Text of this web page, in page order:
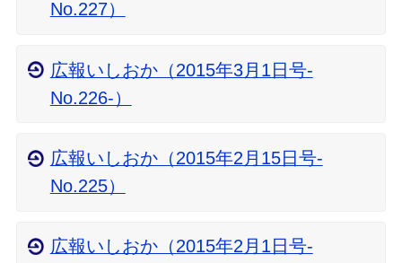
No.227）
広報いしおか（2015年3月1日号‐
No.226‐）
広報いしおか（2015年2月15日号-
No.225）
広報いしおか（2015年2月1日号-